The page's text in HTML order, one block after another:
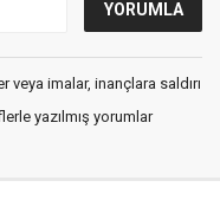
imalar, inançlara saldırı
yazılmış yorumlar